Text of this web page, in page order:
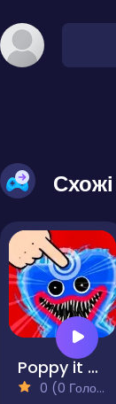
Схожі
Poppy it Playtime
0 (0 Голосів)